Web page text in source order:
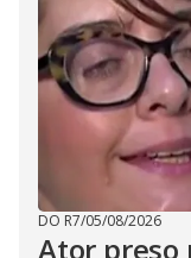
DO R7/05/08/2026
Ator preso